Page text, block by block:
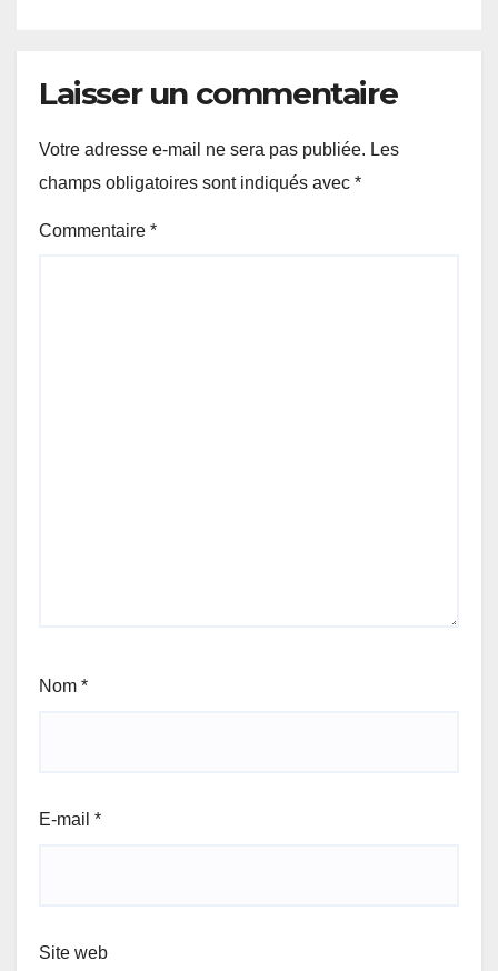
Laisser un commentaire
Votre adresse e-mail ne sera pas publiée. Les
champs obligatoires sont indiqués avec *
Commentaire *
Nom *
E-mail *
Site web